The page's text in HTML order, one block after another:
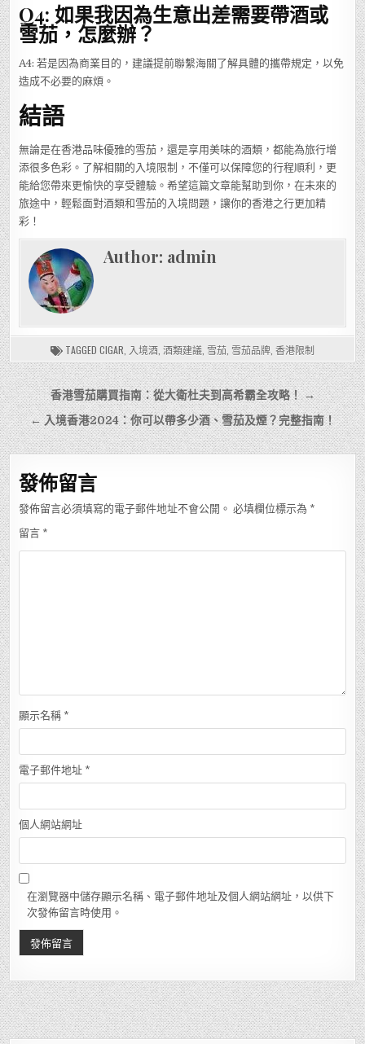
Q4: 如果我因為生意出差需要帶酒或
雪茄，怎麼辦？
A4: 若是因為商業目的，建議提前聯繫海關了解具體的攜帶規定，以免
造成不必要的麻煩。
結語
無論是在香港品味優雅的雪茄，還是享用美味的酒類，都能為旅行增
添很多色彩。了解相關的入境限制，不僅可以保障您的行程順利，更
能給您帶來更愉快的享受體驗。希望這篇文章能幫助到你，在未來的
旅途中，輕鬆面對酒類和雪茄的入境問題，讓你的香港之行更加精
彩！
Author: admin
TAGGED CIGAR 入境酒 酒類建議 雪茄 雪茄品牌 香港限制
文
章
導
覽
香港雪茄購買指南：從大衛杜夫到高希霸全攻略！ →
← 入境香港2024：你可以帶多少酒、雪茄及煙？完整指南！
發佈留言
發佈留言必須填寫的電子郵件地址不會公開。 必填欄位標示為 *
留言 *
顯示名稱 *
電子郵件地址 *
個人網站網址
在瀏覽器中儲存顯示名稱、電子郵件地址及個人網站網址，以供下
次發佈留言時使用。